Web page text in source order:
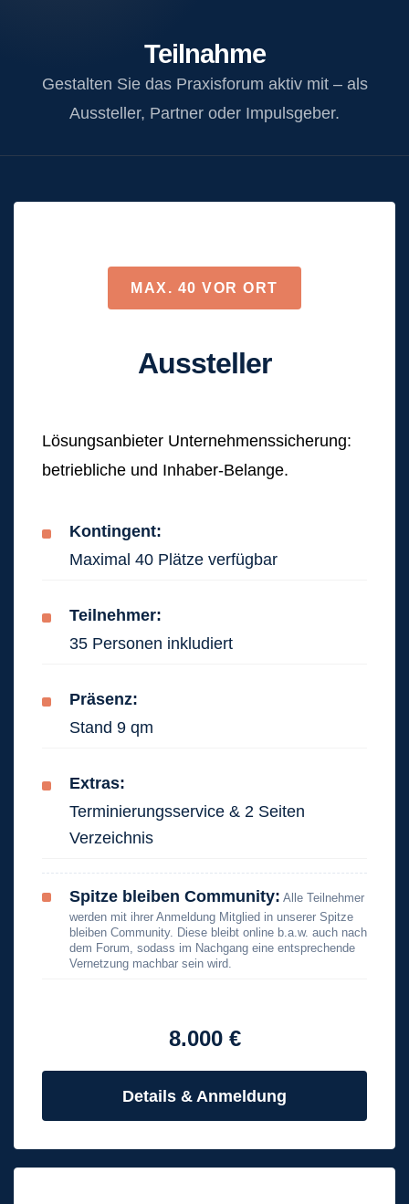
Gespräche mit unseren Ausstellern &
MACHER & NACHFOLGE
Teilnahme
Gestalten Sie das Praxisforum aktiv mit – als
Aussteller, Partner oder Impulsgeber.
MAX. 40 VOR ORT
Aussteller
Lösungsanbieter Unternehmenssicherung:
betriebliche und Inhaber-Belange.
Kontingent:
Maximal 40 Plätze verfügbar
Teilnehmer:
35 Personen inkludiert
Präsenz:
Stand 9 qm
Extras:
Terminierungsservice & 2 Seiten
Verzeichnis
Spitze bleiben Community: Alle Teilnehmer
werden mit ihrer Anmeldung Mitglied in unserer Spitze
bleiben Community. Diese bleibt online b.a.w. auch nach
dem Forum, sodass im Nachgang eine entsprechende
Vernetzung machbar sein wird.
8.000 €
Details & Anmeldung